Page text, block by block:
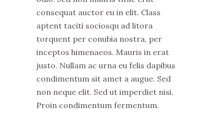
consequat auctor eu in elit. Class
aptent taciti sociosqu ad litora
torquent per conubia nostra, per
inceptos himenaeos. Mauris in erat
justo. Nullam ac urna eu felis dapibus
condimentum sit amet a augue. Sed
non neque elit. Sed ut imperdiet nisi.
Proin condimentum fermentum.